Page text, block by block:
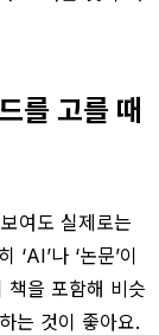
를 고를 때
여도 실제로는
나 ‘논문’이
책을 포함해 비슷
는 것이 좋아요.